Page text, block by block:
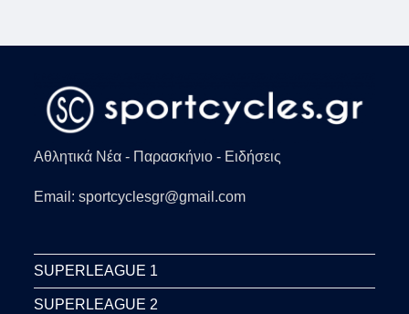
Αθλητικά Νέα - Παρασκήνιο - Ειδήσεις
Email: sportcyclesgr@gmail.com
SUPERLEAGUE 1
SUPERLEAGUE 2